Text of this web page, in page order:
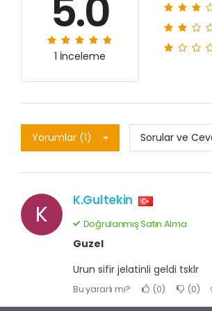
1 İnceleme
Yorumlar (1) Sorular ve
K K.Gultekin
Doğrulanmış Satın Alma
Guzel
Urun sifir jelatinli geldi tsklr
Bu yararlı mı? 0 0